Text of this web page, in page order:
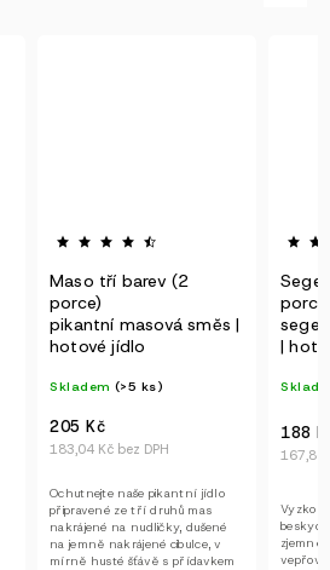
Maso tří barev (2
porce)
pikantní masová směs |
hotové jídlo
Skladem (>5 ks)
183,04 Kč bez DPH
205 Kč
Ochutnejte naše pikantní jídlo
připravené ze tří druhů mas
nakrájené na nudličky, dušené
na jemně nakrájené cibulce, v
mírně husté šťávě s přídavkem
|
167,86
188